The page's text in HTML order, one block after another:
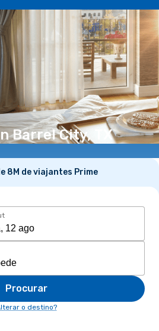
PT(€)
Barrel City, TX
8M de viajantes Prime
Procurar
o destino?